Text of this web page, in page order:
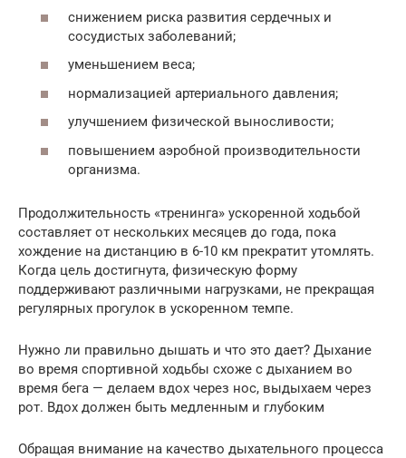
снижением риска развития сердечных и
сосудистых заболеваний;
уменьшением веса;
нормализацией артериального давления;
улучшением физической выносливости;
повышением аэробной производительности
организма.
Продолжительность «тренинга» ускоренной ходьбой
составляет от нескольких месяцев до года, пока
хождение на дистанцию в 6-10 км прекратит утомлять.
Когда цель достигнута, физическую форму
поддерживают различными нагрузками, не прекращая
регулярных прогулок в ускоренном темпе.
Нужно ли правильно дышать и что это дает? Дыхание
во время спортивной ходьбы схоже с дыханием во
время бега — делаем вдох через нос, выдыхаем через
рот. Вдох должен быть медленным и глубоким
Обращая внимание на качество дыхательного процесса